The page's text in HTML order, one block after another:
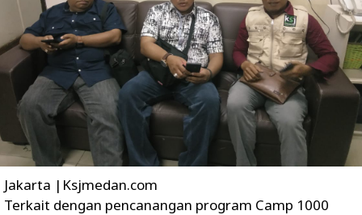
Jakarta |Ksjmedan.com
Terkait dengan pencanangan program Camp 1000